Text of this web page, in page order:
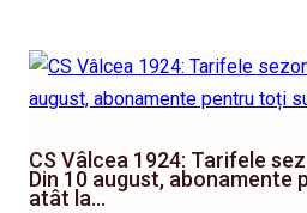
CS Vâlcea 1924: Tarifele
Din 10 august,
atât la…